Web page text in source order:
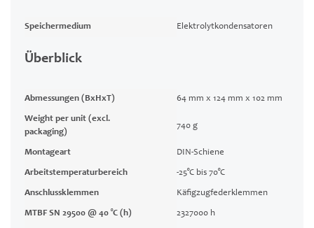
Speichermedium Elektrolytkondensatoren
Überblick
Abmessungen (BxHxT) 64 mm x 124 mm x 102 mm
Weight per unit (excl.
packaging)
740 g
Montageart DIN-Schiene
Arbeitstemperaturbereich -25°C bis 70°C
Anschlussklemmen Käfigzugfederklemmen
MTBF SN 29500 @ 40 °C (h) 2327000 h